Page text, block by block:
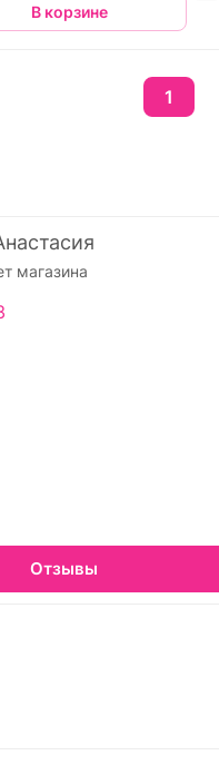
В корзине
1
магазина
Отзывы